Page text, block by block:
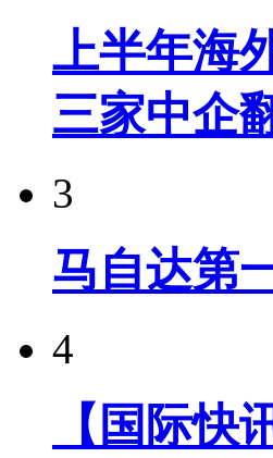
上半年海
三家中企
3
马自达第
4
【国际